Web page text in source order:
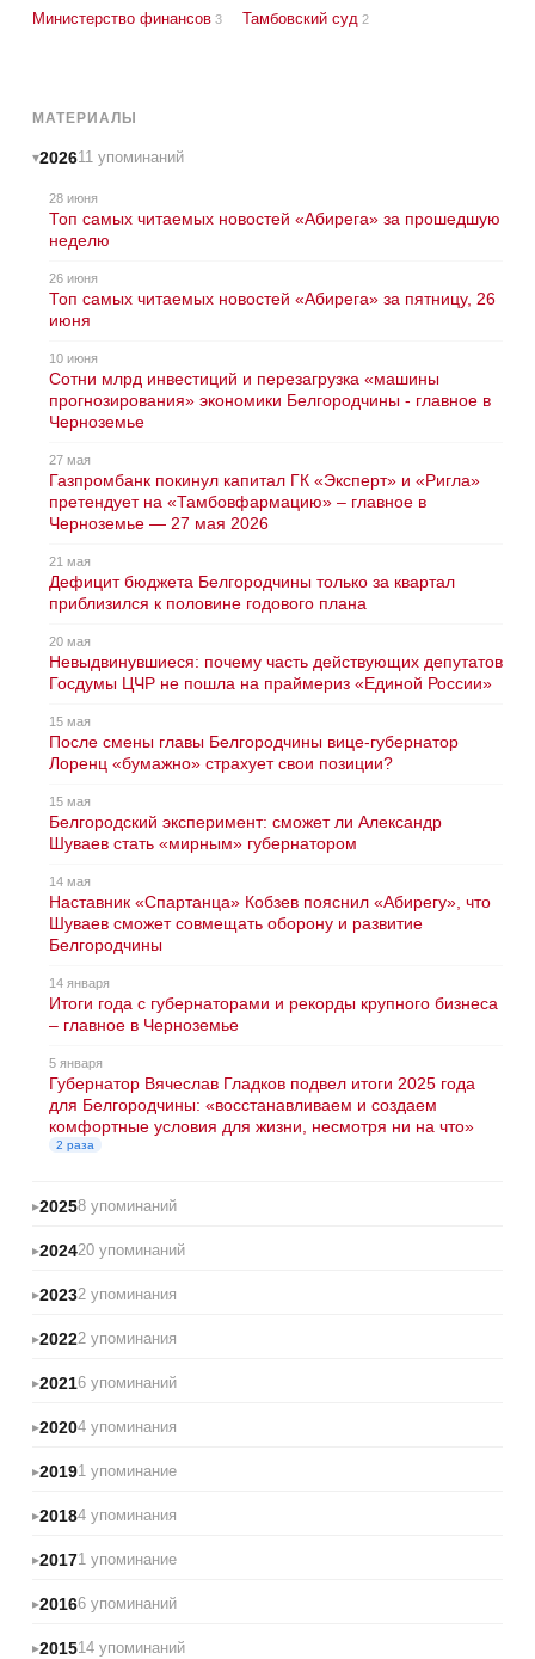
Министерство финансов 3 Тамбовский суд 2
МАТЕРИАЛЫ
202611 упоминаний
28 июня
Топ самых читаемых новостей «Абирега» за прошедшую
неделю
26 июня
Топ самых читаемых новостей «Абирега» за пятницу, 26
июня
10 июня
Сотни млрд инвестиций и перезагрузка «машины
прогнозирования» экономики Белгородчины - главное в
Черноземье
27 мая
Газпромбанк покинул капитал ГК «Эксперт» и «Ригла»
претендует на «Тамбовфармацию» – главное в
Черноземье — 27 мая 2026
21 мая
Дефицит бюджета Белгородчины только за квартал
приблизился к половине годового плана
20 мая
Невыдвинувшиеся: почему часть действующих депутатов
Госдумы ЦЧР не пошла на праймериз «Единой России»
15 мая
После смены главы Белгородчины вице-губернатор
Лоренц «бумажно» страхует свои позиции?
15 мая
Белгородский эксперимент: сможет ли Александр
Шуваев стать «мирным» губернатором
14 мая
Наставник «Спартанца» Кобзев пояснил «Абирегу», что
Шуваев сможет совмещать оборону и развитие
Белгородчины
14 января
Итоги года с губернаторами и рекорды крупного бизнеса
– главное в Черноземье
5 января
Губернатор Вячеслав Гладков подвел итоги 2025 года
для Белгородчины: «восстанавливаем и создаем
комфортные условия для жизни, несмотря ни на что»
2 раза
20258 упоминаний
202420 упоминаний
20232 упоминания
20222 упоминания
20216 упоминаний
20204 упоминания
20191 упоминание
20184 упоминания
20171 упоминание
20166 упоминаний
201514 упоминаний